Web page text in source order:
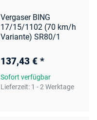
Vergaser BING
17/15/1102 (70 km/h
Variante) SR80/1
137,43 € *
Sofort verfügbar
Lieferzeit: 1 - 2 Werktage